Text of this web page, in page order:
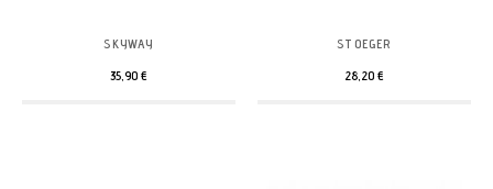
SKYWAY
35,90 €
STOEGER
28,20 €